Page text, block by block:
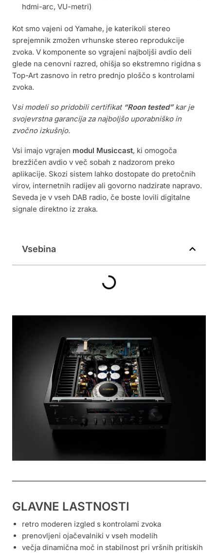
hdmi-arc, VU-metri)
Kot smo vajeni od Yamahe, je katerikoli stereo
sprejemnik zmožen vrhunske stereo reprodukcije
zvoka. V komponente so vgrajeni najboljši avdio deli
glede na cenovni razred, ohišja so ekstremno rigidna s
Top-Art zasnovo in retro prednjo ploščo s kontrolami
zvoka.
Vsi modeli so pridobili certifikat “Roon tested”kar je
svojevrstna garancija za najboljšo uporabniško in
zvočno izkušnjo.
Vsi imajo vgrajen modul Musiccast, ki omogoča
brezžičen avdio v več sobah z nadzorom preko
aplikacije. Skozi sistem lahko dostopate do pretočnih
virov, internetnih radijev ali govorno nadzirate napravo.
Seveda je v vseh DAB radio, če boste lovili digitalne
signale direktno iz zraka.
Vsebina
GLAVNE LASTNOSTI
retro moderen izgled s kontrolami zvoka
prenovljeni ojačevalniki v vseh modelih
večja dinamična moč in stabilnost pri vršnih pritiskih